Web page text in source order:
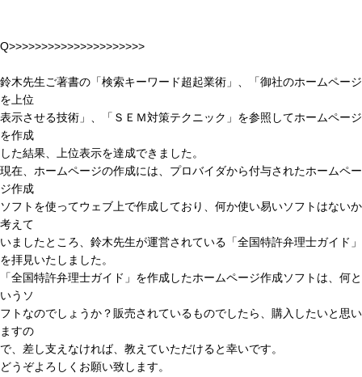
Q>>>>>>>>>>>>>>>>>>>>>
鈴木先生ご著書の「検索キーワード超起業術」、「御社のホームページ
を上位
表示させる技術」、「ＳＥＭ対策テクニック」を参照してホームページ
を作成
した結果、上位表示を達成できました。
現在、ホームページの作成には、プロバイダから付与されたホームペー
ジ作成
ソフトを使ってウェブ上で作成しており、何か使い易いソフトはないか
考えて
いましたところ、鈴木先生が運営されている「全国特許弁理士ガイド」
を拝見いたしました。
「全国特許弁理士ガイド」を作成したホームページ作成ソフトは、何と
いうソ
フトなのでしょうか？販売されているものでしたら、購入したいと思い
ますの
で、差し支えなければ、教えていただけると幸いです。
どうぞよろしくお願い致します。